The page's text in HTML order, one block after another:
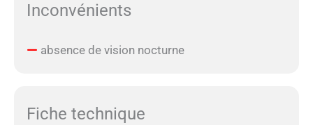
Inconvénients
absence de vision nocturne
Fiche technique